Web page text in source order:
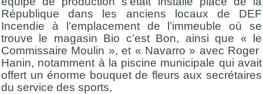
République dans les anciens locaux de DEF
Incendie à l’emplacement de l’immeuble où se
trouve le magasin Bio c’est Bon, ainsi que « le
Commissaire Moulin », et « Navarro » avec Roger
Hanin, notamment à la piscine municipale qui avait
offert un énorme bouquet de fleurs aux secrétaires
du service des sports,